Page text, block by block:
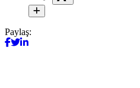
Paylaş: